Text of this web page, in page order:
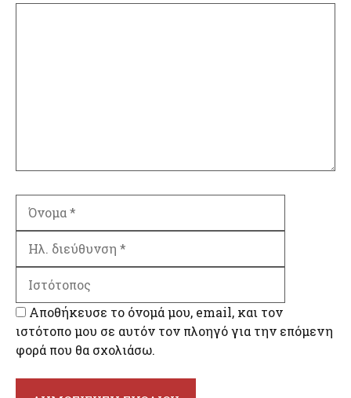
Αποθήκευσε το όνομά μου, email, και τον
ιστότοπο μου σε αυτόν τον πλοηγό για την επόμενη
φορά που θα σχολιάσω.